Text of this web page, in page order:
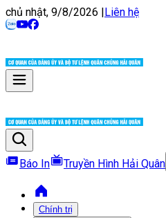
chủ nhật, 9/8/2026 |Liên hệ
Báo In Truyền Hình Hải Quân
Chính trị